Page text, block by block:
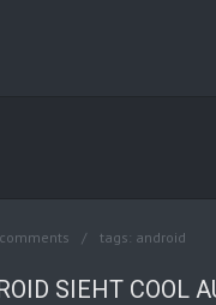
tags: android
SIEHT COOL